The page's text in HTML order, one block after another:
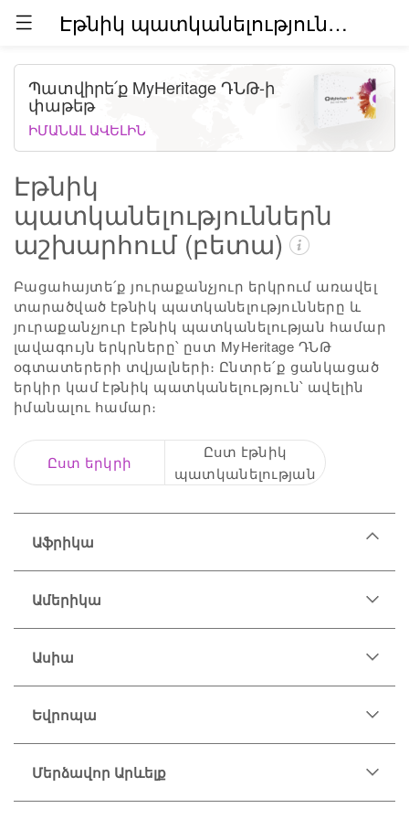
Էթնիկ պատկանելություններն աշխարհում (բետա)
Էթնիկ
պատկանելություններն
աշխարհում (բետա)
Բացահայտե՛ք յուրաքանչյուր երկրում առավել
տարածված էթնիկ պատկանելությունները և
յուրաքանչյուր էթնիկ պատկանելության համար
լավագույն երկրները՝ ըստ MyHeritage ԴՆԹ
օգտատերերի տվյալների։ Ընտրե՛ք ցանկացած
երկիր կամ էթնիկ պատկանելություն՝ ավելին
իմանալու համար։
Ըստ երկրի
Ըստ էթնիկ
պատկանելության
Պատվիրե՛ք MyHeritage ԴՆԹ-ի
փաթեթ
ԻՄԱՆԱԼ ԱՎԵԼԻՆ
Աֆրիկա
Ալժիր
Անգոլա
Բենին
Բոտսվանա
Բուրկինա Ֆասո
Բուրունդի
Գաբոն
Գամբիա
Ամերիկա
Ասիա
Եվրոպա
Մերձավոր Արևելք